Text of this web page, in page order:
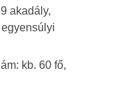
akadály,
kb. 60 fő,